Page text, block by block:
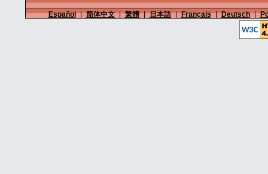
Español | 简体中文 | 繁體 | 日本語 | Français | Deutsch |